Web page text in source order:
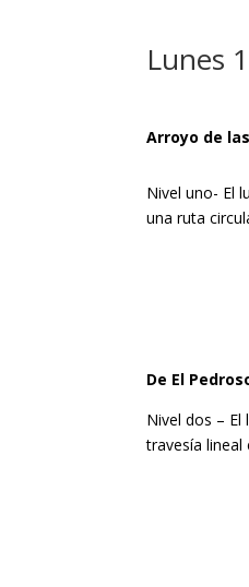
Lunes
Arroyo de
Nivel uno- El
una ruta
De El
Nivel dos – El
travesía